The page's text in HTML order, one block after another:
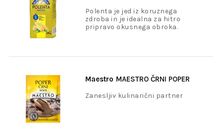
Polenta je jed iz koruznega
zdroba in je idealna za hitro
pripravo okusnega obroka.
Maestro MAESTRO ČRNI POPER
MLETI 20G
Zanesljiv kulinarični partner